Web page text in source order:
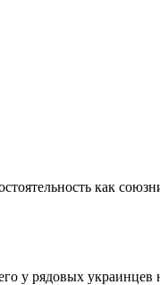
как
у рядовых украинцев